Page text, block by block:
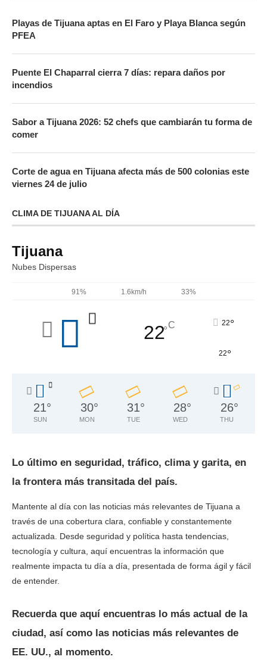
Playas de Tijuana aptas en El Faro y Playa Blanca según
PFEA
Puente El Chaparral cierra 7 días: repara daños por
incendios
Sabor a Tijuana 2026: 52 chefs que cambiarán tu forma de
comer
Corte de agua en Tijuana afecta más de 500 colonias este
viernes 24 de julio
CLIMA DE TIJUANA AL DÍA
Tijuana
Nubes Dispersas
91% 1.6km/h 33%
22°C 22°
22°
21°
SUN
30°
MON
31°
TUE
28°
WED
26°
THU
Lo último en seguridad, tráfico, clima y garita, en
la frontera más transitada del país.
Mantente al día con las noticias más relevantes de Tijuana a
través de una cobertura clara, confiable y constantemente
actualizada. Desde seguridad y política hasta tendencias,
tecnología y cultura, aquí encuentras la información que
realmente impacta tu día a día, presentada de forma ágil y fácil
de entender.
Recuerda que aquí encuentras lo más actual de la
ciudad, así como las noticias más relevantes de
EE. UU., al momento.